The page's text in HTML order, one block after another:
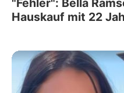
Hauskauf mit 22